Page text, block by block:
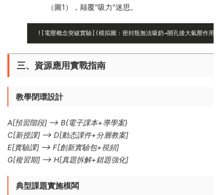
（圖1），颠覆"吸力"迷思。
![電壓概念突破實驗](模拟圖：密封瓶無法吸奶→開孔後大氣壓作用
三、資源應用實戰指南
教學閉環設計
A[預習階段] --> B{電子課本+導學案}
C[新授課] --> D[動态課件+分層教案]
E[實驗課] --> F[創新實驗包+視頻]
G[複習期] --> H[真題拆解+錯題強化]
典型課題實施模闆